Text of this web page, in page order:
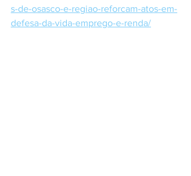
s-de-osasco-e-regiao-reforcam-atos-em-
defesa-da-vida-emprego-e-renda/